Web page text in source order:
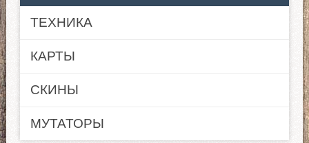
ТЕХНИКА
КАРТЫ
СКИНЫ
МУТАТОРЫ